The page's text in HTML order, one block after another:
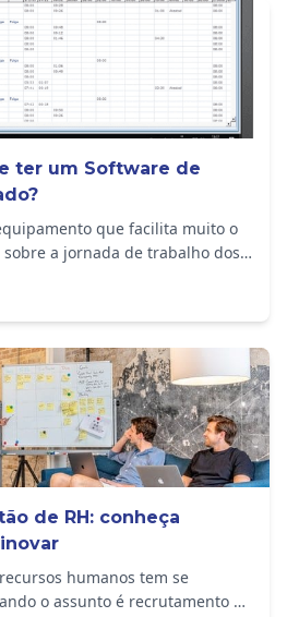
ter um Software de
que facilita muito o
a jornada de trabalho dos
de RH: conheça
humanos tem se
o assunto é recrutamento e